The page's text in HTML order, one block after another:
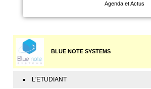
Agenda et Actus
BLUE NOTE SYSTEMS
L'ETUDIANT